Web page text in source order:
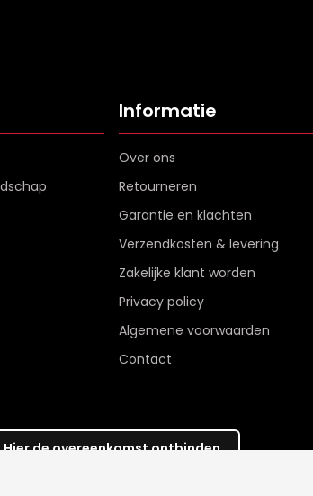
Informatie
Over ons
Retourneren
Garantie en klachten
Verzendkosten & levering
Zakelijke klant worden
Privacy policy
Algemene voorwaarden
Contact
Hier de overeenkomst ontbinden